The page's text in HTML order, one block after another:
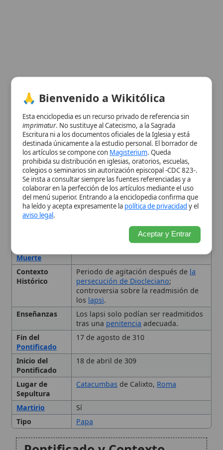
Categoría
Persona
Descripción
c. 310 d.C.
Lugar de
Muerte
Sicilia
Contexto
Histórico
Periodo de agitación después dela
persecución de Diocleciano;
controversia sobre la readmisión de
loslapsi.
Enseñanzas
Los lapsi solo podían ser readmitidos
tras unapenitenciaadecuada.
Fin del
Pontificado
17 de agosto de 310
Sepultura
Martirio
Tipo
Papa
Pontificado y Contexto
La Controversia de los
Exilio y Muerte
Legado
Otros Eusebios Notables en
la Historia de la Iglesia
del menú superior. Entrando a la enciclopedia confirma que
aviso legal